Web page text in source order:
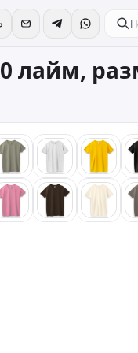
лайм,
хаки светлыйжелтый
розовый коричневый